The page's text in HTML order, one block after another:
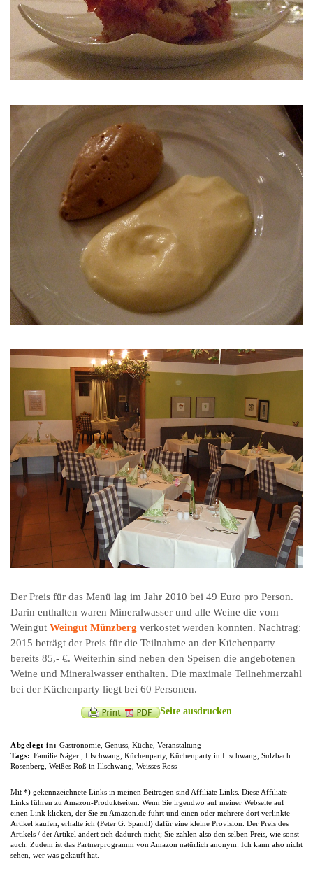
Der Preis für das Menü lag im Jahr 2010 bei 49 Euro pro Person.
Darin enthalten waren Mineralwasser und alle Weine die vom
Weingut Weingut Münzberg verkostet werden konnten. Nachtrag:
2015 beträgt der Preis für die Teilnahme an der Küchenparty
bereits 85,- €. Weiterhin sind neben den Speisen die angebotenen
Weine und Mineralwasser enthalten. Die maximale Teilnehmerzahl
bei der Küchenparty liegt bei 60 Personen.
Seite ausdrucken
Abgelegt in: Gastronomie, Genuss, Küche, Veranstaltung
Tags: Familie Nägerl Illschwang Küchenparty, Küchenparty in Illschwang Sulzbach
Rosenberg Weißes Roß in Illschwang Weisses Ross
Mit *) gekennzeichnete Links in meinen Beiträgen sind Affiliate Links. Diese Affiliate-
Links führen zu Amazon-Produktseiten. Wenn Sie irgendwo auf meiner Webseite auf
einen Link klicken, der Sie zu Amazon.de führt und einen oder mehrere dort verlinkte
Artikel kaufen, erhalte ich (Peter G. Spandl) dafür eine kleine Provision. Der Preis des
Artikels / der Artikel ändert sich dadurch nicht; Sie zahlen also den selben Preis, wie sonst
auch. Zudem ist das Partnerprogramm von Amazon natürlich anonym: Ich kann also nicht
sehen, wer was gekauft hat.